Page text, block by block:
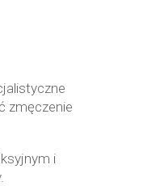
zmęczenie
i